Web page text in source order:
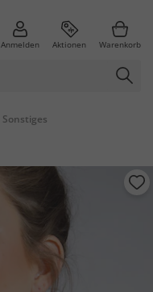
Anmelden Aktionen Warenkorb
Sonstiges